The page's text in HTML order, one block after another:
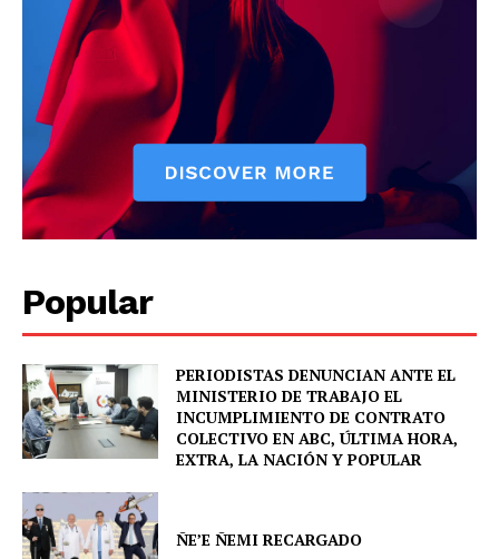
News Week
Magazine PRO
SUBSCRIBE NOW
Company
About
Popular
PERIODISTAS DENUNCIAN ANTE EL
MINISTERIO DE TRABAJO EL
INCUMPLIMIENTO DE CONTRATO
COLECTIVO EN ABC, ÚLTIMA HORA,
EXTRA, LA NACIÓN Y POPULAR
ÑE’E ÑEMI RECARGADO